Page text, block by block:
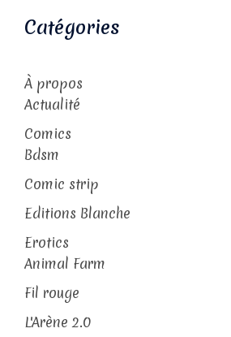
Catégories
À propos
Actualité
Comics
Bdsm
Comic strip
Editions Blanche
Erotics
Animal Farm
Fil rouge
L'Arène 2.0